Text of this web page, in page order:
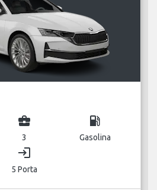
business_center
3
local_gas_station
Gasolina
login
5 Porta